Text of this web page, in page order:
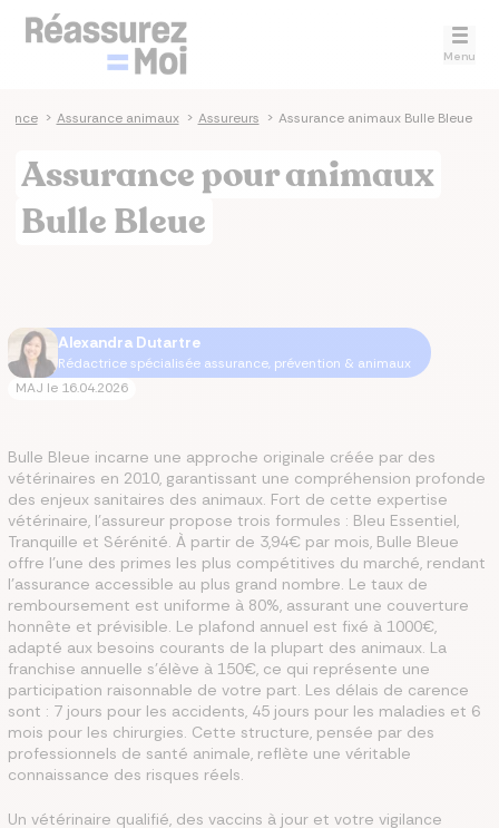
Menu
> Assurance animaux > Assureurs > Assurance animaux Bulle Bleue
Assurance pour animaux
Bulle Bleue
Alexandra Dutartre
Rédactrice spécialisée assurance, prévention & animaux
MAJ le 16.04.2026
Bulle Bleue incarne une approche originale créée par des
vétérinaires en 2010, garantissant une compréhension profonde
des enjeux sanitaires des animaux. Fort de cette expertise
vétérinaire, l'assureur propose trois formules : Bleu Essentiel,
Tranquille et Sérénité. À partir de 3,94€ par mois, Bulle Bleue
offre l'une des primes les plus compétitives du marché, rendant
l'assurance accessible au plus grand nombre. Le taux de
remboursement est uniforme à 80%, assurant une couverture
honnête et prévisible. Le plafond annuel est fixé à 1000€,
adapté aux besoins courants de la plupart des animaux. La
franchise annuelle s'élève à 150€, ce qui représente une
participation raisonnable de votre part. Les délais de carence
sont : 7 jours pour les accidents, 45 jours pour les maladies et 6
mois pour les chirurgies. Cette structure, pensée par des
professionnels de santé animale, reflète une véritable
connaissance des risques réels.
Un vétérinaire qualifié, des vaccins à jour et votre vigilance